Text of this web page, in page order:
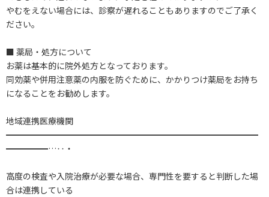
やむをえない場合には、診察が遅れることもありますのでご了承く
ださい。
■ 薬局・処方について
お薬は基本的に院外処方となっております。
同効薬や併用注意薬の内服を防ぐために、かかりつけ薬局をお持ち
になることをお勧めします。
地域連携医療機関
━━━━━━━━━━━━━━━━━━━━━━━━━━━━━━
━━━━━…‥・
高度の検査や入院治療が必要な場合、専門性を要すると判断した場
合は連携している